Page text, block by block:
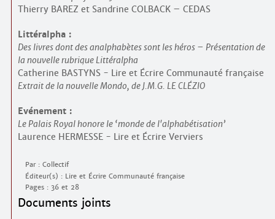
Thierry BAREZ et Sandrine COLBACK – CEDAS
Littéralpha :
Des livres dont des analphabètes sont les héros – Présentation de
la nouvelle rubrique Littéralpha
Catherine BASTYNS - Lire et Écrire Communauté française
Extrait de la nouvelle Mondo, de J.M.G. LE CLÉZIO
Evénement :
Le Palais Royal honore le ‘monde de l'alphabétisation’
Laurence HERMESSE - Lire et Écrire Verviers
Par : Collectif
Éditeur(s) : Lire et Écrire Communauté française
Pages : 36 et 28
Documents joints